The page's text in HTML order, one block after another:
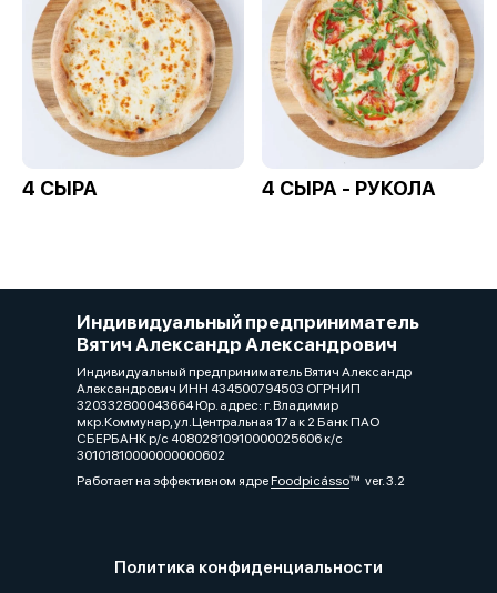
4 СЫРА 4 СЫРА - РУКОЛА
Индивидуальный предприниматель
Вятич Александр Александрович
Индивидуальный предприниматель Вятич Александр
Александрович ИНН 434500794503 ОГРНИП
320332800043664 Юр. адрес: г. Владимир
мкр.Коммунар, ул.Центральная 17а к 2 Банк ПАО
СБЕРБАНК р/с 40802810910000025606 к/с
30101810000000000602
Работает на эффективном ядреFoodpicássover. 3.2
Политика конфиденциальности